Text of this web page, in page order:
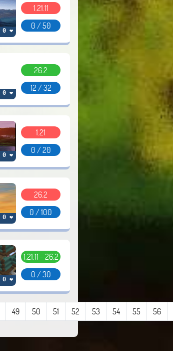
0 ❤
1.21.11
0 / 50
0 ❤
26.2
12 / 32
0 ❤
1.21
0 / 20
0 ❤
26.2
0 / 100
0 ❤
1.21.11 - 26.2
0 / 30
49 50 51 52 53 54 55 56